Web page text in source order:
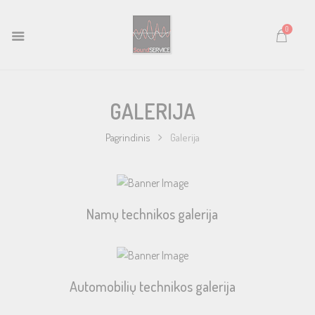
0
GALERIJA
Pagrindinis Galerija
Namų technikos galerija
Automobilių technikos galerija